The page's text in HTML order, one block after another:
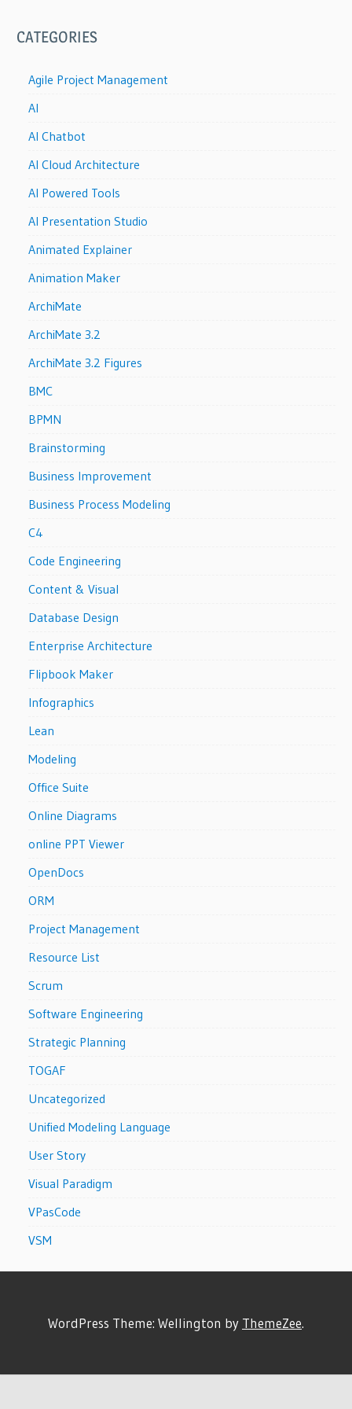
CATEGORIES
Agile Project Management
AI
AI Chatbot
AI Cloud Architecture
AI Powered Tools
AI Presentation Studio
Animated Explainer
Animation Maker
ArchiMate
ArchiMate 3.2
ArchiMate 3.2 Figures
BMC
BPMN
Brainstorming
Business Improvement
Business Process Modeling
C4
Code Engineering
Content & Visual
Database Design
Enterprise Architecture
Flipbook Maker
Infographics
Lean
Modeling
Office Suite
Online Diagrams
online PPT Viewer
OpenDocs
ORM
Project Management
Resource List
Scrum
Software Engineering
Strategic Planning
TOGAF
Uncategorized
Unified Modeling Language
User Story
Visual Paradigm
VPasCode
VSM
WordPress Theme: Wellington by ThemeZee.